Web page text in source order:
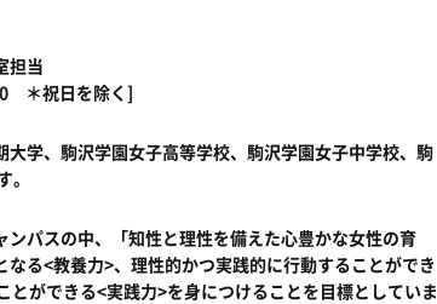
担当
＊祝日を除く]
学、駒沢学園女子高等学校、駒沢学園女子中学校、駒
パスの中、「知性と理性を備えた心豊かな女性の育
る<教養力>、理性的かつ実践的に行動することができ
ができる<実践力>を身につけることを目標としていま